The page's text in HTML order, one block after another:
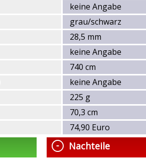
keine Angabe
grau/schwarz
28,5 mm
keine Angabe
740 cm
keine Angabe
225 g
70,3 cm
74,90 Euro
Nachteile